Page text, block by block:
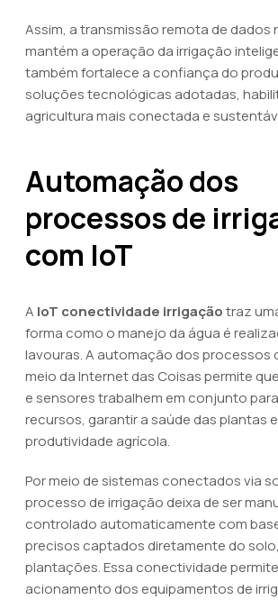
Assim, a transmissão remota de dados
mantém a operação da irrigação
também fortalece a confiança do
soluções tecnológicas adotadas,
agricultura mais conectada e
Automação dos
processos de
com IoT
A IoT conectividade irrigaçãotraz
forma como o manejo da água é
lavouras. A automação dos processos
meio da Internet das Coisas permite
e sensores trabalhem em conjunto
recursos, garantir a saúde das plantas
produtividade agrícola.
Por meio de sistemas conectados via
processo de irrigação deixa de ser
controlado automaticamente com
precisos captados diretamente do
plantações. Essa conectividade
acionamento dos equipamentos de